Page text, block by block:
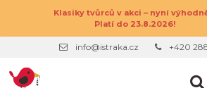
Klasiky tvůrců v akci – nyní
Platí do 23.8.2026!
info@istraka.cz +420